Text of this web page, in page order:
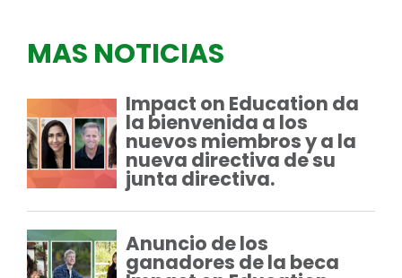
MAS NOTICIAS
Impact on Education da
la bienvenida a los
nuevos miembros y a la
nueva directiva de su
junta directiva.
Anuncio de los
ganadores de la beca